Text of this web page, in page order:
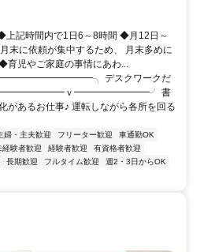
歩2分「習志野台八丁目」停徒歩7分
上記時間内で1日6～8時間 ◆月12日～
末に依頼が集中するため、 月末多めに
児やご家庭の事情にあわ...
デスクワークだ
╰━━━━━━━━ｖ━━━━━━━━╯ 書
があるお仕事♪ 運転しながら各所を回る
婦・主夫歓迎 フリーター歓迎
車通勤OK
経験者歓迎 経験者歓迎
有資格者歓迎
長期歓迎 フルタイム歓迎
週2・3日からOK